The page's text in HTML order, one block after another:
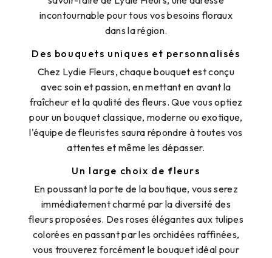
incontournable pour tous vos besoins floraux
dans la région.
Des bouquets uniques et personnalisés
Chez Lydie Fleurs, chaque bouquet est conçu
avec soin et passion, en mettant en avant la
fraîcheur et la qualité des fleurs. Que vous optiez
pour un bouquet classique, moderne ou exotique,
l'équipe de fleuristes saura répondre à toutes vos
attentes et même les dépasser.
Un large choix de fleurs
En poussant la porte de la boutique, vous serez
immédiatement charmé par la diversité des
fleurs proposées. Des roses élégantes aux tulipes
colorées en passant par les orchidées raffinées,
vous trouverez forcément le bouquet idéal pour